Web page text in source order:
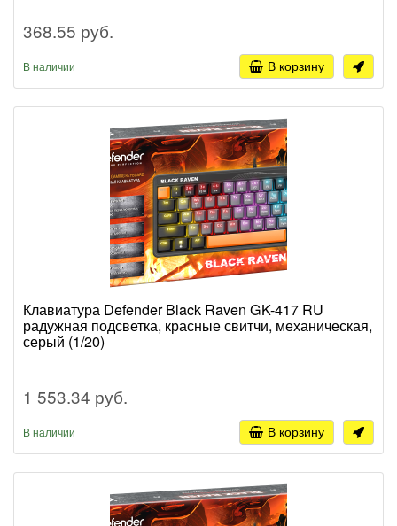
368.55 руб.
В наличии В корзину
Клавиатура Defender Black Raven GK-417 RU
радужная подсветка, красные свитчи, механическая,
серый (1/20)
1 553.34 руб.
В наличии В корзину